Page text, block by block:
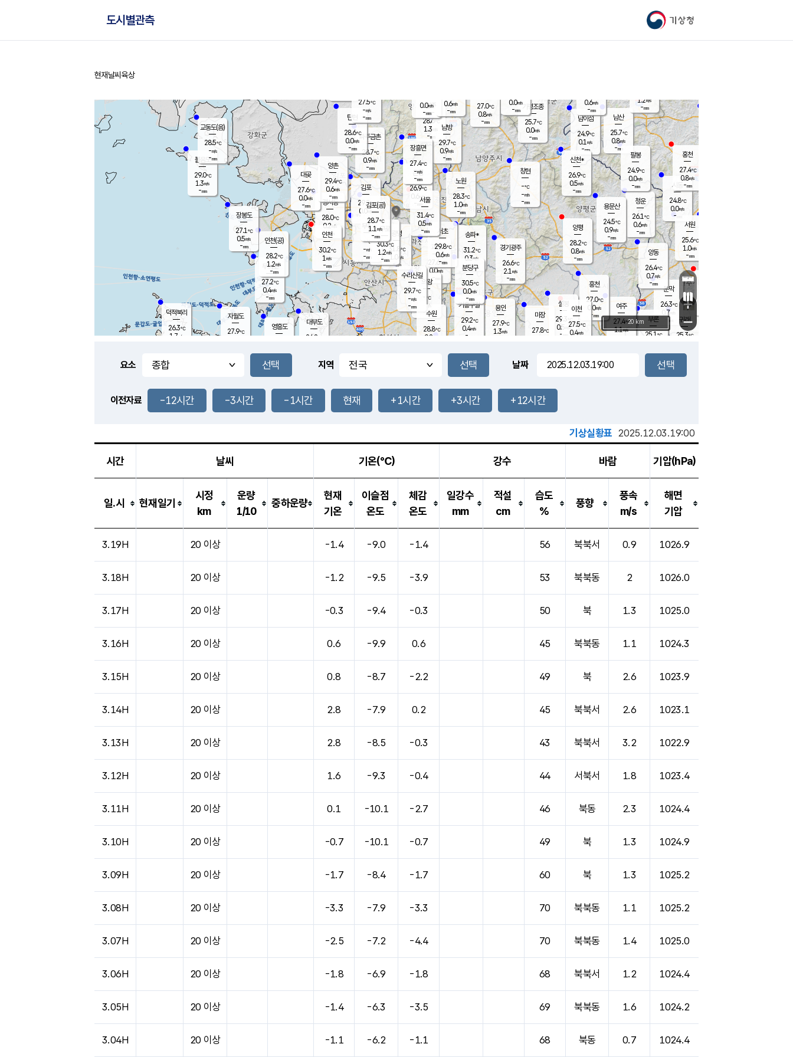
기상청
도시별관측
홈
현재날씨 육상
풍도
0.1m/s
문막
26.3℃
0.7m/s
mm
남이섬
24.9℃
0.1 m/s
-mm
무의도
27.2℃
0.4m/s
-mm
영흥도
볼음도
29.0℃
1.3m/s
-mm
자월도
27.9℃
양주
28.6℃
1.3
-mm
부론
25.1 ℃
과천
27.6℃
0.0m/s
- mm
남산
25.7℃
0.8m/s
-mm
장봉도
27.1℃
0.5m/s
-mm
-mm
청운
26.1℃
0.6m/s
-mm
팔봉
24.9℃
0.0m/s
-mm
-mm
용인
27.9℃
1.3m/s
여주
27.4℃
1.1m/s
양동
26.4℃
0.7m/s
-mm
경기광주
26.6℃
2.1 m/s
-mm
장호원
0.6m/s
-mm
26.7
℃
대부도
26.8
-
경서동
28.0℃
0.2 m/s
-mm
파주금촌
28.7℃
0.9m/s
-mm
가평조종
25.7℃
0.0m/s
-mm
27.0℃
0.8m/s
-mm
대곶
27.6℃
0.0m/s
-mm
신천*
26.9℃
0.5m/s
-mm
창현
-℃
-m/s
-mm
탄현
28.6℃
0.0m/s
-mm
0.0m/s
-mm
30.1℃
1.2m/s
-mm
흥천
27.0℃
0.0m/s
-mm
마장
27.8℃
의왕
- ℃
m/s
mm
김포
29.2℃
0.0 m/s
mm
설봉
29.3
0.5 m/s
- mm
광명
31.8 ℃
1.0 m/s
-mm
부천
-℃
-m/s
-mm
-mm
양촌
29.4℃
0.6m/s
-mm
구로
30.3℃
1.2m/s
-mm
은평
26.9℃
0.6 m/s
- mm
노원
28.3℃
1.0m/s
-mm
송파*
31.2℃
0.3m/s
-mm
서초
29.8℃
0.6m/s
-mm
남방
29.7℃
0.9m/s
-mm
기흥구갈
29.2℃
0.4m/s
-
수리산길
29.7℃
-m/s
-mm
분당구
30.5℃
0.0m/s
-mm
장흥면
27.4℃
-m/s
-mm
0.0m/s
-mm
시동
24.8℃
0.0m/s
- mm
귀래
25.3℃
서원
25.6℃
1.0m/s
-mm
용문산
24.5℃
0.9m/s
-mm
덕적북리
26.3℃
1.7 m/s
인천(공)
28.2℃
1.2m/s
-mm
김포(공)
28.7℃
1.1 m/s
-mm
교동도(음)
28.5℃
-m/s
-mm
홍천
27.4℃
0.8m/s
-mm
이천
27.5℃
0.4m/s
양평
28.2℃
0.8m/s
-mm
수원
28.8℃
0.8 m/s
인천
30.2℃
1 m/s
-mm
서울
31.4℃
0.5m/s
-mm
1.2m/s
-mm
27.5℃
-m/s
-mm
0.6m/s
-mm
+
−
20 km
요소 지역 날짜
이전자료 -12시간 -3시간 -1시간 현재 +1시간 +3시간 +12시간
기상실황표 2025.12.03.19:00
시간 날씨 기온(℃) 강수 바람 기압(hPa)
일.시 현재일기
시정
km
운량
1/10
중하운량
현재
기온
이슬점
온도
체감
온도
일강수
mm
적설
cm
습도
%
풍향
풍속
m/s
해면
기압
3.19H 20 이상 -1.4 -9.0 -1.4 56 북북서 0.9 1026.9
3.18H 20 이상 -1.2 -9.5 -3.9 53 북북동 2 1026.0
3.17H 20 이상 -0.3 -9.4 -0.3 50 북 1.3 1025.0
3.16H 20 이상 0.6 -9.9 0.6 45 북북동 1.1 1024.3
3.15H 20 이상 0.8 -8.7 -2.2 49 북 2.6 1023.9
3.14H 20 이상 2.8 -7.9 0.2 45 북북서 2.6 1023.1
3.13H 20 이상 2.8 -8.5 -0.3 43 북북서 3.2 1022.9
3.12H 20 이상 1.6 -9.3 -0.4 44 서북서 1.8 1023.4
3.11H 20 이상 0.1 -10.1 -2.7 46 북동 2.3 1024.4
3.10H 20 이상 -0.7 -10.1 -0.7 49 북 1.3 1024.9
3.09H 20 이상 -1.7 -8.4 -1.7 60 북 1.3 1025.2
3.08H 20 이상 -3.3 -7.9 -3.3 70 북북동 1.1 1025.2
3.07H 20 이상 -2.5 -7.2 -4.4 70 북북동 1.4 1025.0
3.06H 20 이상 -1.8 -6.9 -1.8 68 북북서 1.2 1024.4
3.05H 20 이상 -1.4 -6.3 -3.5 69 북북동 1.6 1024.2
3.04H 20 이상 -1.1 -6.2 -1.1 68 북동 0.7 1024.4